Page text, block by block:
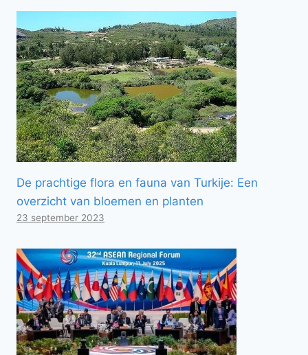
De prachtige flora en fauna van Turkije: Een
overzicht van bloemen en planten
23 september 2023